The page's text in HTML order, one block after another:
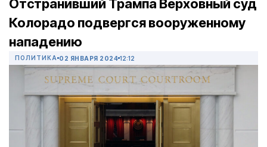
Отстранивший Трампа Верховный суд
Колорадо подвергся вооруженному
нападению
ПОЛИТИКА 02 ЯНВАРЯ 2024 12:12